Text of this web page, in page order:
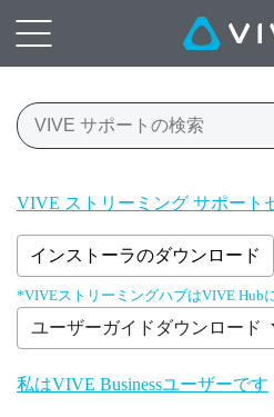
VIVE ストリーミング サポート
インストーラのダウンロード
*VIVEストリーミングハブはVIVE Hub
ユーザーガイドダウンロード
私はVIVE Businessユーザーです